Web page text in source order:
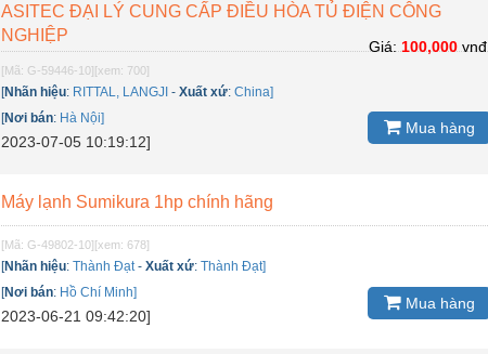
ASITEC ĐẠI LÝ CUNG CẤP ĐIỀU HÒA TỦ ĐIỆN CÔNG
NGHIỆP
[Mã: G-59446-10][xem: 700]
[Nhãn hiệu: RITTAL, LANGJI -Xuất xứ:China]
[Nơi bán: Hà Nội]
2023-07-05 10:19:12]
Giá: 100,000vnđ
Mua hàng
Máy lạnh Sumikura 1hp chính hãng
[Mã: G-49802-10][xem: 678]
[Nhãn hiệu:Thành Đạt -Xuất xứ:Thành Đạt]
[Nơi bán: Hồ Chí Minh]
2023-06-21 09:42:20]
Mua hàng